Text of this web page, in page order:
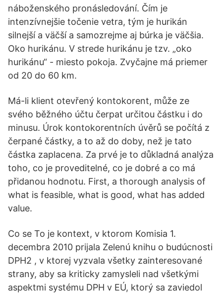
náboženského pronásledování. Čím je
intenzívnejšie točenie vetra, tým je hurikán
silnejší a väčší a samozrejme aj búrka je väčšia.
Oko hurikánu. V strede hurikánu je tzv. „oko
hurikánu“ - miesto pokoja. Zvyčajne má priemer
od 20 do 60 km.
Má-li klient otevřený kontokorent, může ze
svého běžného účtu čerpat určitou částku i do
minusu. Úrok kontokorentních úvěrů se počítá z
čerpané částky, a to až do doby, než je tato
částka zaplacena. Za prvé je to důkladná analýza
toho, co je proveditelné, co je dobré a co má
přidanou hodnotu. First, a thorough analysis of
what is feasible, what is good, what has added
value.
Co se To je kontext, v ktorom Komisia 1.
decembra 2010 prijala Zelenú knihu o budúcnosti
DPH2 , v ktorej vyzvala všetky zainteresované
strany, aby sa kriticky zamysleli nad všetkými
aspektmi systému DPH v EÚ, ktorý sa zaviedol